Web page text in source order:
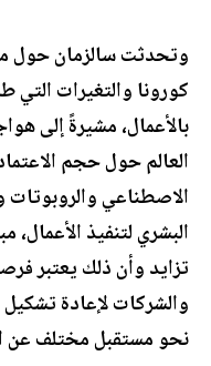
وتحدثت سالزمان حول
كورونا والتغيرات
بالأعمال، مشيرةً إلى
العالم حول حجم
الاصطناعي والروبوتات
البشري لتنفيذ
تزايد وأن ذلك يعتبر
والشركات لإعادة
نحو مستقبل مختلف عن